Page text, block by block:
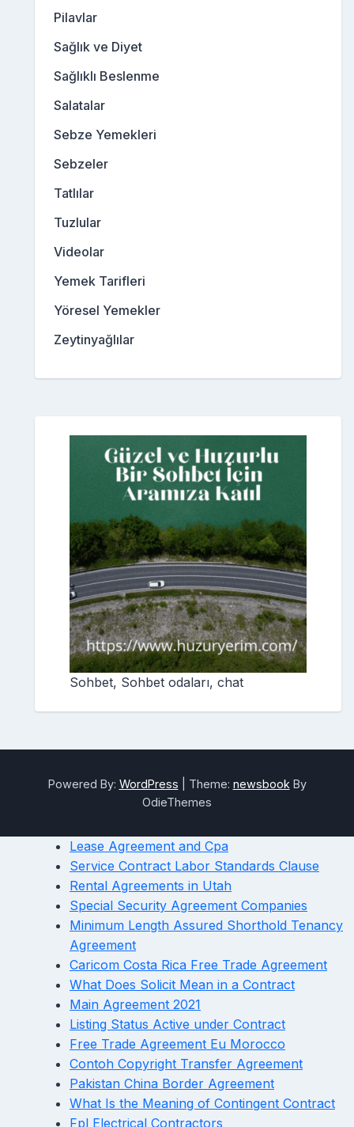
Pilavlar
Sağlık ve Diyet
Sağlıklı Beslenme
Salatalar
Sebze Yemekleri
Sebzeler
Tatlılar
Tuzlular
Videolar
Yemek Tarifleri
Yöresel Yemekler
Zeytinyağlılar
Sohbet, Sohbet odaları, chat
Powered By: WordPress Theme: newsbook By
OdieThemes
Lease Agreement and Cpa
Service Contract Labor Standards Clause
Rental Agreements in Utah
Special Security Agreement Companies
Minimum Length Assured Shorthold Tenancy
Agreement
Caricom Costa Rica Free Trade Agreement
What Does Solicit Mean in a Contract
Main Agreement 2021
Listing Status Active under Contract
Free Trade Agreement Eu Morocco
Contoh Copyright Transfer Agreement
Pakistan China Border Agreement
What Is the Meaning of Contingent Contract
Fpl Electrical Contractors